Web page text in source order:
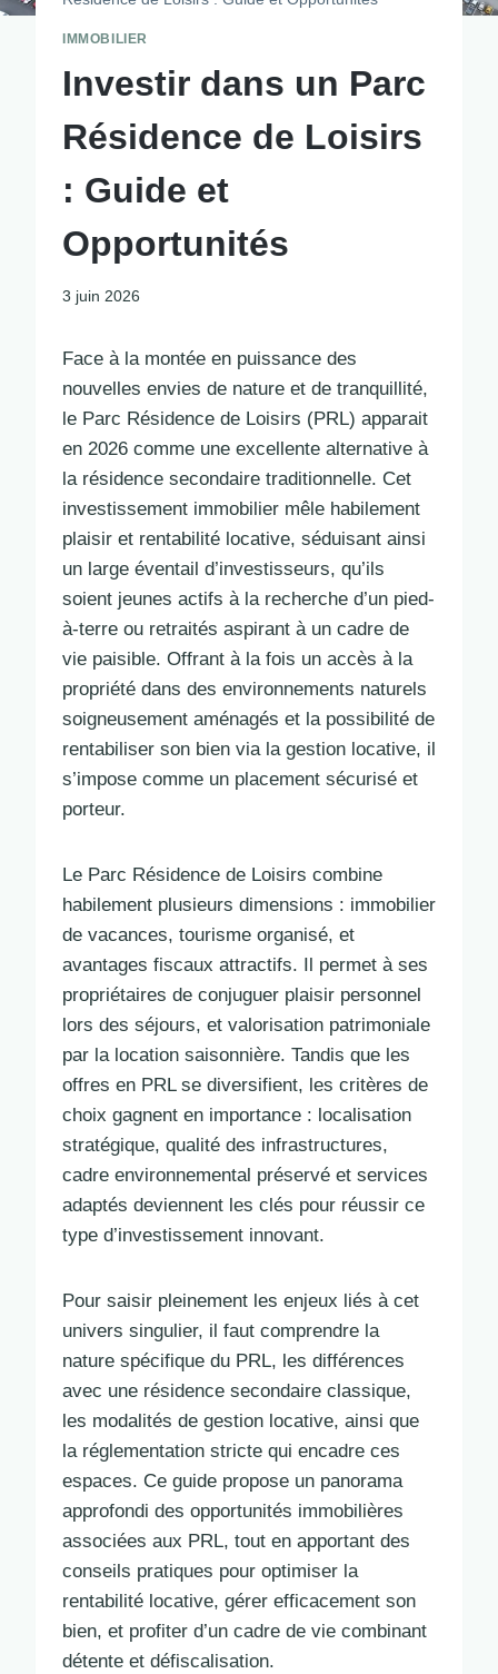
IMMOBILIER
Investir dans un Parc
Résidence de Loisirs
: Guide et
Opportunités
3 juin 2026
Face à la montée en puissance des
nouvelles envies de nature et de tranquillité,
le Parc Résidence de Loisirs (PRL) apparait
en 2026 comme une excellente alternative à
la résidence secondaire traditionnelle. Cet
investissement immobilier mêle habilement
plaisir et rentabilité locative, séduisant ainsi
un large éventail d’investisseurs, qu’ils
soient jeunes actifs à la recherche d’un pied-
à-terre ou retraités aspirant à un cadre de
vie paisible. Offrant à la fois un accès à la
propriété dans des environnements naturels
soigneusement aménagés et la possibilité de
rentabiliser son bien via la gestion locative, il
s’impose comme un placement sécurisé et
porteur.
Le Parc Résidence de Loisirs combine
habilement plusieurs dimensions : immobilier
de vacances, tourisme organisé, et
avantages fiscaux attractifs. Il permet à ses
propriétaires de conjuguer plaisir personnel
lors des séjours, et valorisation patrimoniale
par la location saisonnière. Tandis que les
offres en PRL se diversifient, les critères de
choix gagnent en importance : localisation
stratégique, qualité des infrastructures,
cadre environnemental préservé et services
adaptés deviennent les clés pour réussir ce
type d’investissement innovant.
Pour saisir pleinement les enjeux liés à cet
univers singulier, il faut comprendre la
nature spécifique du PRL, les différences
avec une résidence secondaire classique,
les modalités de gestion locative, ainsi que
la réglementation stricte qui encadre ces
espaces. Ce guide propose un panorama
approfondi des opportunités immobilières
associées aux PRL, tout en apportant des
conseils pratiques pour optimiser la
rentabilité locative, gérer efficacement son
bien, et profiter d’un cadre de vie combinant
détente et défiscalisation.